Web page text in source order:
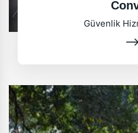
Güvenlik